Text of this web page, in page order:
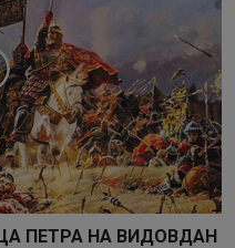
ПЕТРА НА ВИДОВДАН